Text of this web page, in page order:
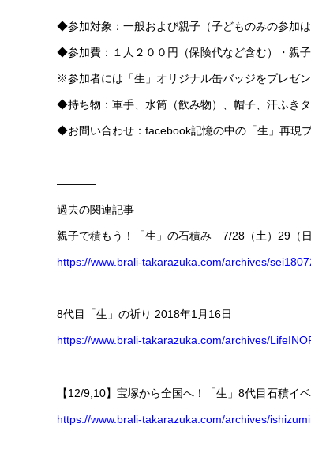
◆参加対象：一般および親子（子どものみの参加は
◆参加費：１人２００円（保険代など含む）・親
※参加者には「生」オリジナル缶バッジをプレゼン
◆持ち物：軍手、水筒（飲み物）、帽子、汗ふき
◆お問い合わせ：facebook記憶の中の「生」再現
———–
過去の関連記事
親子で積もう！「生」の石積み 7/28（土）29（日
https://www.brali-takarazuka.com/archives/
8代目「生」の祈り 2018年1月16日
https://www.brali-takarazuka.com/archives/
【12/9,10】宝塚から全国へ！「生」8代目石積イ
https://www.brali-takarazuka.com/archives/